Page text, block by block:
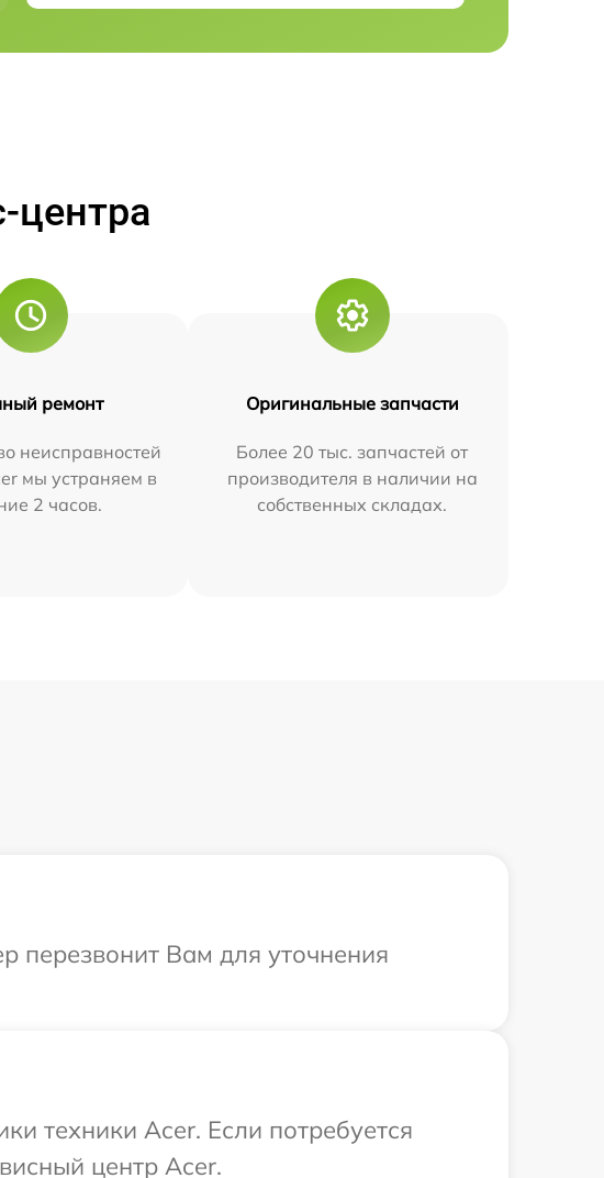
центра
ремонт
неисправностей
мы устраняем в
2 часов.
Оригинальные запчасти
Более 20 тыс. запчастей от
производителя в наличии на
собственных складах.
перезвонит Вам для уточнения
техники Acer. Если потребуется
центр Acer.